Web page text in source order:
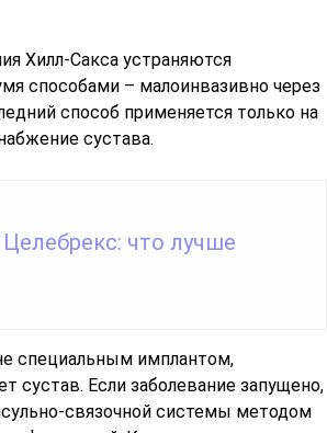
Хилл-Сакса устраняются
способами – малоинвазивно через
способ применяется только на
сустава.
что лучше
специальным имплантом,
сустав. Если заболевание запущено,
связочной системы методом